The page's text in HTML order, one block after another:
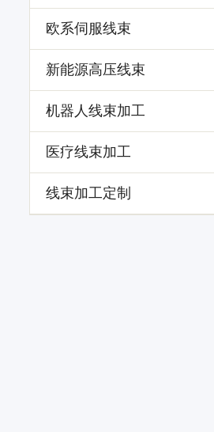
欧系伺服线束
新能源高压线束
机器人线束加工
医疗线束加工
线束加工定制